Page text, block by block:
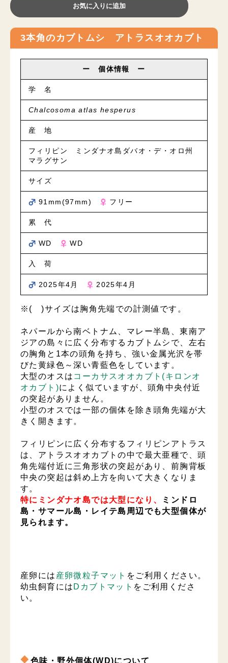
お気に入りに追加
3本角のカブトムシ アトラスオオカブト
ー 個体情報 ー
学 名
Chalcosoma atlas hesperus
産 地
フィリピン ミンダナオ島ダバオ・デ・オロ州
マラグサン
サイズ
91mm(97mm) フリー
累 代
WD WD
入 荷
2025年4月 2025年4月
※( )サイズは胸角先端での計測値です。
ネパールから南ベトナム、マレー半島、東南ア
ジアの島々に広く分布するカブトムシで、左右
の胸角と1本の頭角を持ち、強い金属光沢を帯
びた黄緑色～深い青藍色をしています。
大型のオスは コーカサスオオカブト(キロンオ
オカブト)によく似ていますが、頭角中央付近
の突起がありません。
小型のオスでは一部の個体を除き頭角先端が大
きく開きます。
フィリピンに広く分布するフィリピンアトラス
は、アトラスオオカブトの中で最大亜種で、頭
角先端付近に三角形状の突起があり、前胸背板
中央の突起は斜め上方を向いて大きくなりま
す。
特にミンダナオ島では大型になり、
ミンドロ
島・サマール島・レイテ島周辺でも大型個体が
見られます。
産卵には 産卵微粒子マット をご利用ください。
幼虫飼育には Dカブトマット をご利用くださ
い。
色味・野外個体(WD)について